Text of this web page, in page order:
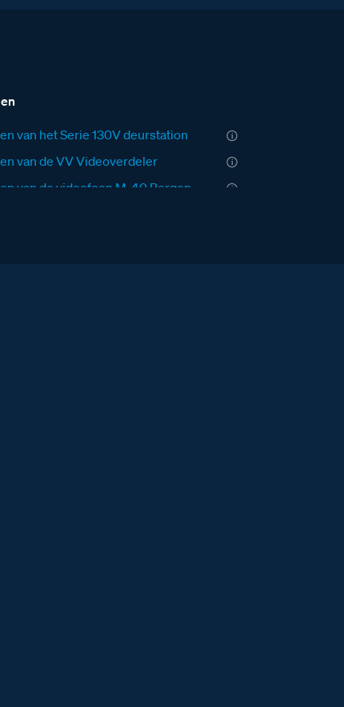
van het Serie 130V deurstation
van de VV Videoverdeler
van de videofoon M-40 Bergen